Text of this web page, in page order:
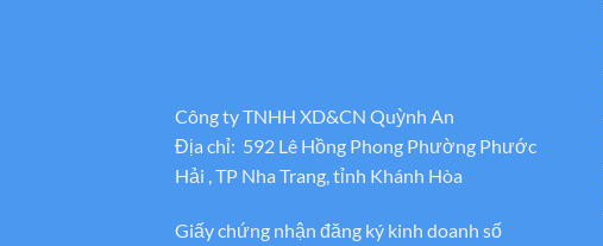
Công ty TNHH XD&CN Quỳnh An
Địa chỉ: 592 Lê Hồng Phong Phường Phước
Hải , TP Nha Trang, tỉnh Khánh Hòa
Giấy chứng nhận đăng ký kinh doanh số